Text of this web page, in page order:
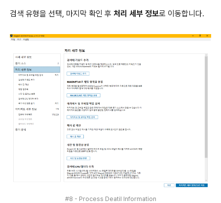
검색 유형을 선택, 마지막 확인 후 처리 세부 정보로 이동합니다.
#8 - Process Deatil Information